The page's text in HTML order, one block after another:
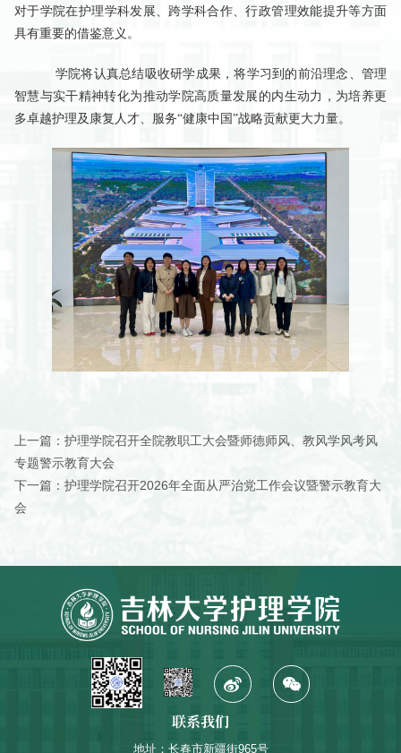
对于学院在护理学科发展、跨学科合作、行政管理效能提升等方面
具有重要的借鉴意义。
学院将认真总结吸收研学成果，将学习到的前沿理念、管理
智慧与实干精神转化为推动学院高质量发展的内生动力，为培养更
多卓越护理及康复人才、服务“健康中国”战略贡献更大力量。
上一篇： 护理学院召开全院教职工大会暨师德师风、教风学风考风
专题警示教育大会
下一篇： 护理学院召开2026年全面从严治党工作会议暨警示教育大
会
联系我们
地址：长春市新疆街965号